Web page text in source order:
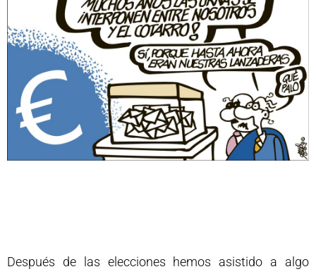
Después de las elecciones hemos asistido a algo